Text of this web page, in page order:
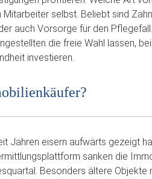
selbst. Beliebt sind
auch Vorsorge für den
die freie Wahl lassen,
investieren.
Jahren eisern aufwärts gezeigt
sanken die
Besonders ältere